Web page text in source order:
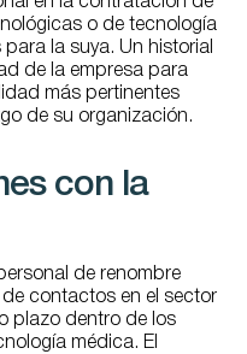
o de tecnología
la suya. Un historial
de la empresa para
más pertinentes
de su organización.
con la
de renombre
contactos en el sector
plazo dentro de los
médica. El